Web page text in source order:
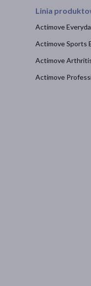
Linia
Actimove
Actimove Sports
Actimove
Actimove